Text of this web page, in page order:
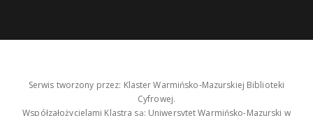
Serwis tworzony przez: Klaster Warmińsko-Mazurskiej Biblioteki
Cyfrowej.
Współzałożycielami Klastra są: Uniwersytet Warmińsko-Mazurski w